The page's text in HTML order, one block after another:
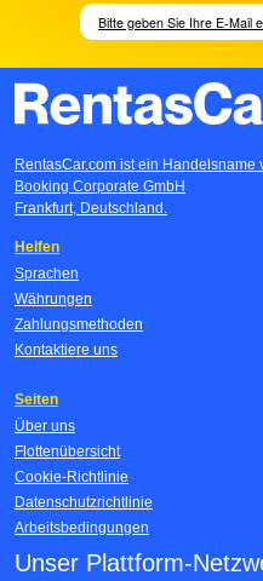
RentasCar.com ist ein Handelsname
Booking Corporate GmbH
Frankfurt, Deutschland.
Helfen
Sprachen
Währungen
Zahlungsmethoden
Kontaktiere uns
Seiten
Über uns
Flottenübersicht
Cookie-Richtlinie
Datenschutzrichtlinie
Arbeitsbedingungen
Unser Plattform-